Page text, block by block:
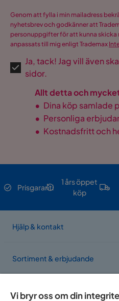
Genom att fylla i min mailadress
nyhetsbrev och godkänner att
personuppgifter för att kunna
anpassats till mig enligt Trademax
Ja, tack! Jag vill även
sidor.
Allt detta och
• Dina köp samlade
• Personliga
• Kostnadsfritt och
Prisgaranti
1 års öppet
köp
Hjälp & kontakt
Sortiment & erbjudande
Vi bryr oss om din